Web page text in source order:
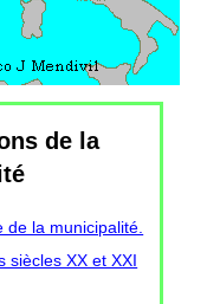
de la
la municipalité.
siècles XX et XXI